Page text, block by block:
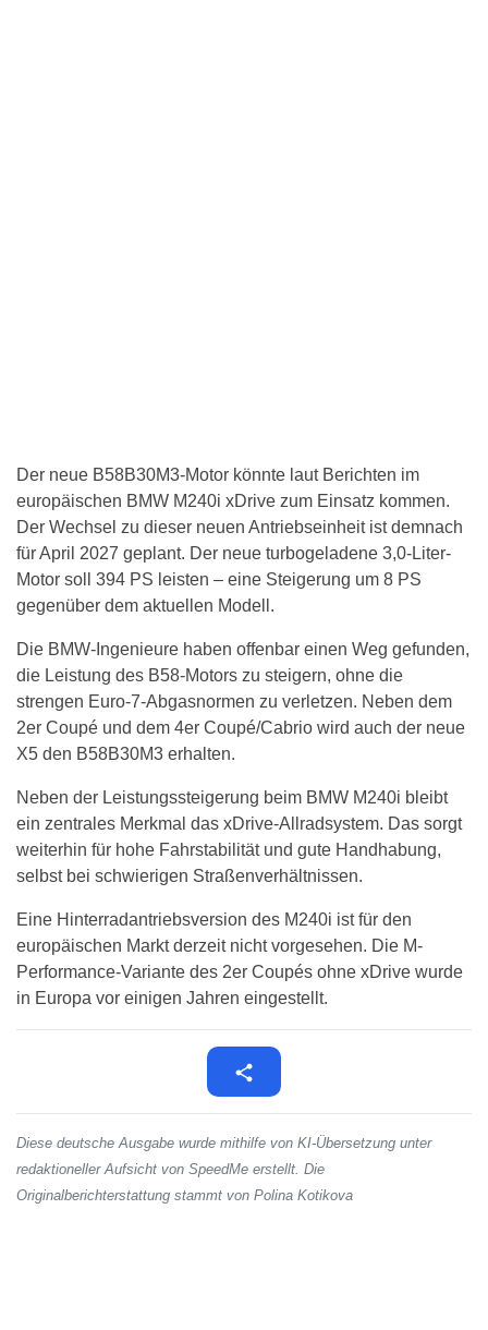
Der neue B58B30M3-Motor könnte laut Berichten im
europäischen BMW M240i xDrive zum Einsatz kommen.
Der Wechsel zu dieser neuen Antriebseinheit ist demnach
für April 2027 geplant. Der neue turbogeladene 3,0-Liter-
Motor soll 394 PS leisten – eine Steigerung um 8 PS
gegenüber dem aktuellen Modell.
Die BMW-Ingenieure haben offenbar einen Weg gefunden,
die Leistung des B58-Motors zu steigern, ohne die
strengen Euro-7-Abgasnormen zu verletzen. Neben dem
2er Coupé und dem 4er Coupé/Cabrio wird auch der neue
X5 den B58B30M3 erhalten.
Neben der Leistungssteigerung beim BMW M240i bleibt
ein zentrales Merkmal das xDrive-Allradsystem. Das sorgt
weiterhin für hohe Fahrstabilität und gute Handhabung,
selbst bei schwierigen Straßenverhältnissen.
Eine Hinterradantriebsversion des M240i ist für den
europäischen Markt derzeit nicht vorgesehen. Die M-
Performance-Variante des 2er Coupés ohne xDrive wurde
in Europa vor einigen Jahren eingestellt.
Diese deutsche Ausgabe wurde mithilfe von KI-Übersetzung unter
redaktioneller Aufsicht von SpeedMe erstellt. Die
Originalberichterstattung stammt von Polina Kotikova